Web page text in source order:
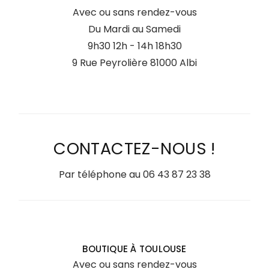
Avec ou sans rendez-vous
Du Mardi au Samedi
9h30 12h - 14h 18h30
9 Rue Peyrolière 81000 Albi
CONTACTEZ-NOUS !
Par téléphone au06 43 87 23 38
BOUTIQUE À TOULOUSE
Avec ou sans rendez-vous